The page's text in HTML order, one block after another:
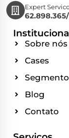
Expert
Sobre nós
Cases
Blog
Contato